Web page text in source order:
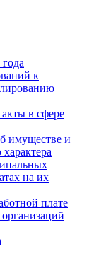
к
в сфере
имуществе и
на их
плате